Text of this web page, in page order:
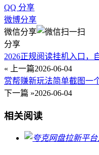
QQ 分享
微博分享
微信分享
分享
2026正规阅读挂机入口，
« 上一篇2026-06-04
赏帮赚新玩法简单截图一
下一篇 »2026-06-04
相关阅读